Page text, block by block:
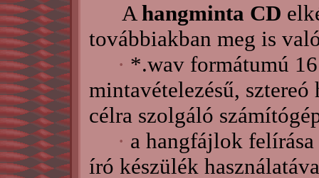
Ahangminta CD
továbbiakban meg is
· *.wav formátumú
mintavételezésű,
célra szolgáló
· a hangfájlok
író készülék